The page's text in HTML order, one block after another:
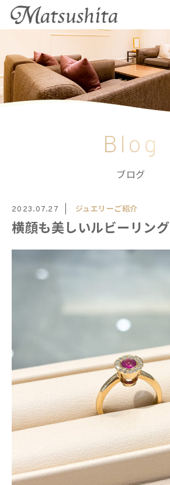
Blog
ブログ
2023.07.27 ジュエリーご紹介
横顔も美しいルビーリング